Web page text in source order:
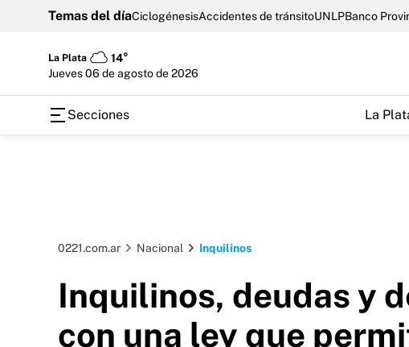
Temas del díaCiclogénesisAccidentes de tránsitoUNLPBanco
La Plata
14°
jueves 06 de agosto de 2026
Secciones La
0221.com.ar Nacional Inquilinos
Inquilinos, deudas y
con una ley que